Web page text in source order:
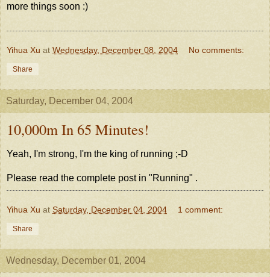
more things soon :)
Yihua Xu at Wednesday, December 08, 2004 No comments:
Share
Saturday, December 04, 2004
10,000m In 65 Minutes!
Yeah, I'm strong, I'm the king of running ;-D
Please read the complete post in "Running" .
Yihua Xu at Saturday, December 04, 2004 1 comment:
Share
Wednesday, December 01, 2004